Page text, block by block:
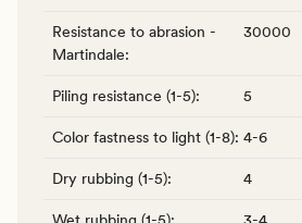
Resistance to abrasion -
Martindale:
30000
Piling resistance (1-5): 5
Color fastness to light (1-8): 4-6
Dry rubbing (1-5): 4
Wet rubbing (1-5): 3-4